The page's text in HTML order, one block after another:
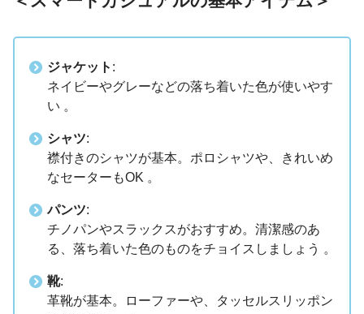
ジャケット :
ネイビーやグレーなどの落ち着いた色が使いやす
い 。
シャツ:
襟付きのシャツが基本。ポロシャツや、きれいめ
なセーターもOK 。
パンツ:
チノパンやスラックスがおすすめ。清潔感のあ
る、落ち着いた色のものをチョイスしましょう 。
靴:
革靴が基本。ローファーや、タッセルスリッポン